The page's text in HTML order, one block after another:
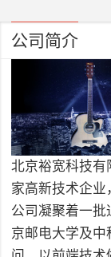
公司简介
北京裕宽科技有
家高新技术企业
公司凝聚着一
京邮电大学及